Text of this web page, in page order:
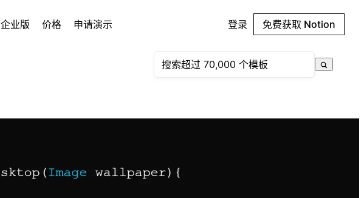
企业版 价格 申请演示 登录 免费获取 Notion